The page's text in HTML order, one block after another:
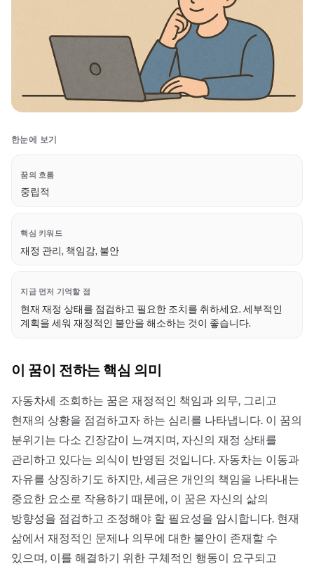
한눈에 보기
꿈의 흐름
중립적
핵심 키워드
재정 관리, 책임감, 불안
지금 먼저 기억할 점
현재 재정 상태를 점검하고 필요한 조치를 취하세요. 세부적인
계획을 세워 재정적인 불안을 해소하는 것이 좋습니다.
이 꿈이 전하는 핵심 의미
자동차세 조회하는 꿈은 재정적인 책임과 의무, 그리고
현재의 상황을 점검하고자 하는 심리를 나타냅니다. 이 꿈의
분위기는 다소 긴장감이 느껴지며, 자신의 재정 상태를
관리하고 있다는 의식이 반영된 것입니다. 자동차는 이동과
자유를 상징하기도 하지만, 세금은 개인의 책임을 나타내는
중요한 요소로 작용하기 때문에, 이 꿈은 자신의 삶의
방향성을 점검하고 조정해야 할 필요성을 암시합니다. 현재
삶에서 재정적인 문제나 의무에 대한 불안이 존재할 수
있으며, 이를 해결하기 위한 구체적인 행동이 요구되고